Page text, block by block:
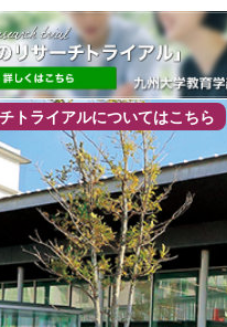
トライアルについてはこちら